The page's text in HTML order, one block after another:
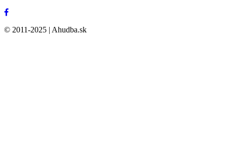
© 2011-2025 | Ahudba.sk